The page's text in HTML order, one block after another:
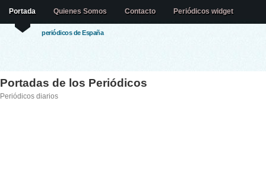
periódicos de España
Portada Quienes Somos Contacto Periódicos widget
Portadas de los Periódicos
Periódicos diarios